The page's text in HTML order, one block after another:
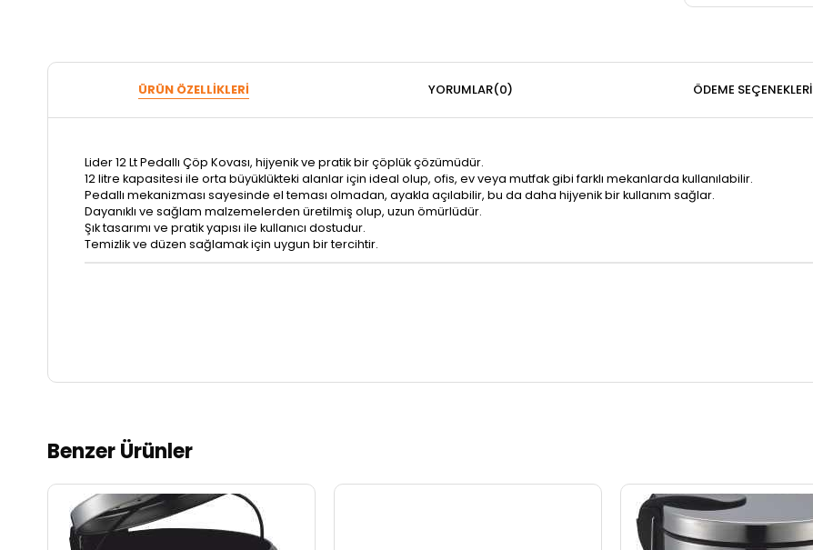
ÜRÜN ÖZELLIKLERI YORUMLAR(0) ÖDEME SEÇENEKLERI
Lider 12 Lt Pedallı Çöp Kovası, hijyenik ve pratik bir çöplük çözümüdür.
12 litre kapasitesi ile orta büyüklükteki alanlar için ideal olup, ofis, ev veya mutfak gibi farklı mekanlarda kullanılabilir.
Pedallı mekanizması sayesinde el teması olmadan, ayakla açılabilir, bu da daha hijyenik bir kullanım sağlar.
Dayanıklı ve sağlam malzemelerden üretilmiş olup, uzun ömürlüdür.
Şık tasarımı ve pratik yapısı ile kullanıcı dostudur.
Temizlik ve düzen sağlamak için uygun bir tercihtir.
Benzer Ürünler